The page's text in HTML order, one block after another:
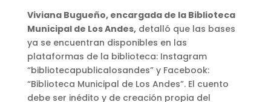
Viviana Bugueño, encargada de la Biblioteca
Municipal de Los Andes,detalló que las bases
ya se encuentran disponibles en las
plataformas de la biblioteca: Instagram
“bibliotecapublicalosandes” y Facebook:
“Biblioteca Municipal de Los Andes”. El cuento
debe ser inédito y de creación propia del